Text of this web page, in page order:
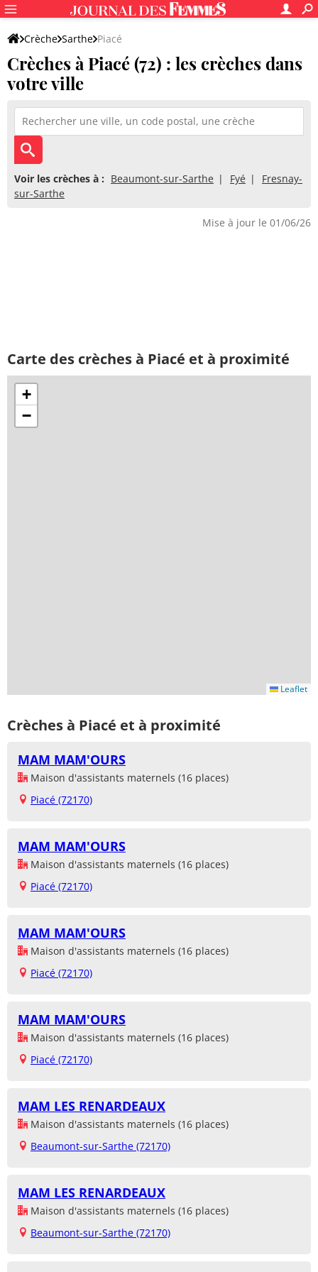
Crèche Sarthe Piacé
Crèches à Piacé (72) : les crèches dans
votre ville
Voir les crèches à : Beaumont-sur-Sarthe Fyé
Fresnay-
sur-Sarthe
Mise à jour le 01/06/26
Carte des crèches à Piacé et à proximité
+
−
Leaflet
Crèches à Piacé et à proximité
MAM MAM'OURS
Maison d'assistants maternels (16 places)
Piacé (72170)
MAM MAM'OURS
Maison d'assistants maternels (16 places)
Piacé (72170)
MAM MAM'OURS
Maison d'assistants maternels (16 places)
Piacé (72170)
MAM MAM'OURS
Maison d'assistants maternels (16 places)
Piacé (72170)
MAM LES RENARDEAUX
Maison d'assistants maternels (16 places)
Beaumont-sur-Sarthe (72170)
MAM LES RENARDEAUX
Maison d'assistants maternels (16 places)
Beaumont-sur-Sarthe (72170)